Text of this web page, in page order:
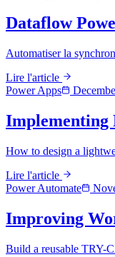
Dataflow
Automatiser la
Lire l'article
Power Apps
Implementing
How to design a
Lire l'article
Power Automate
Improving
Build a reusable TRY-